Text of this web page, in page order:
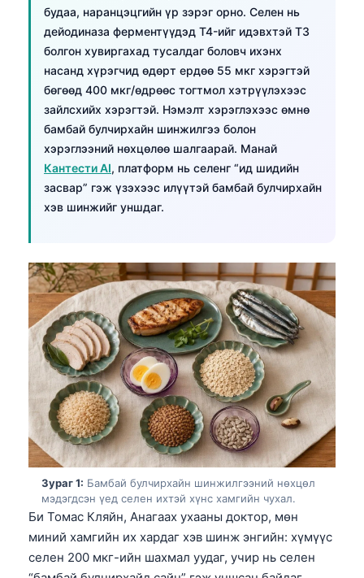
будаа, наранцэцгийн үр зэрэг орно. Селен нь
дейодиназа ферментүүдэд T4-ийг идэвхтэй T3
болгон хувиргахад тусалдаг боловч ихэнх
насанд хүрэгчид өдөрт ердөө 55 мкг хэрэгтэй
бөгөөд 400 мкг/өдрөөс тогтмол хэтрүүлэхээс
зайлсхийх хэрэгтэй. Нэмэлт хэрэглэхээс өмнө
бамбай булчирхайн шинжилгээ болон
хэрэглээний нөхцөлөө шалгаарай. Манай
Кантести AI, платформ нь селенг “ид шидийн
засвар” гэж үзэхээс илүүтэй бамбай булчирхайн
хэв шинжийг уншдаг.
Зураг 1: Бамбай булчирхайн шинжилгээний нөхцөл
мэдэгдсэн үед селен ихтэй хүнс хамгийн чухал.
Би Томас Кляйн, Анагаах ухааны доктор, мөн
миний хамгийн их хардаг хэв шинж энгийн: хүмүүс
селен 200 мкг-ийн шахмал уудаг, учир нь селен